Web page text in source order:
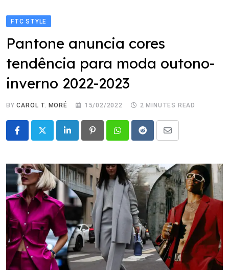
FTC STYLE
Pantone anuncia cores
tendência para moda outono-
inverno 2022-2023
BYCAROL T. MORÉ 15/02/2022 2 MINUTES READ
LinkedIn PinterestWhatsappRedditShare
Email